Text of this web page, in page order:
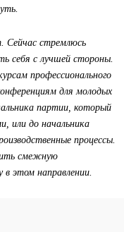
Сейчас стремлюсь
себя с лучшей стороны.
профессионального
для молодых
партии, который
или до начальника
процессы.
смежную
в этом направлении.